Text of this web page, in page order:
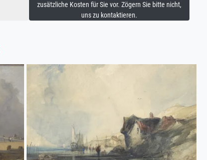
zusätzliche Kosten für Sie vor. Zögern Sie bitte nicht,
uns zu kontaktieren.